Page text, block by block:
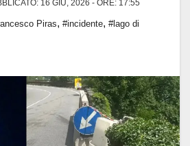
16 GIU, 2026 - ORE: 17:55
Piras, #incidente, #lago di